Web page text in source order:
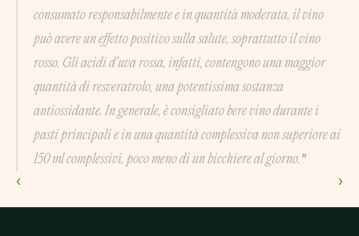
consumato responsabilmente e in quantità moderata, il vino
può avere un effetto positivo sulla salute, soprattutto il vino
rosso. Gli acidi d’uva rossa, infatti, contengono una maggior
quantità di resveratrolo, una potentissima sostanza
antiossidante. In generale, è consigliato bere vino durante i
pasti principali e in una quantità complessiva non superiore ai
150 ml complessivi, poco meno di un bicchiere al giorno. "
‹
›